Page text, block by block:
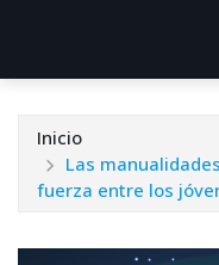
Inicio
Las
fuerza entre los